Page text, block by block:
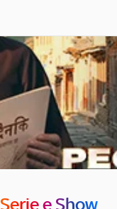
Serie e Show